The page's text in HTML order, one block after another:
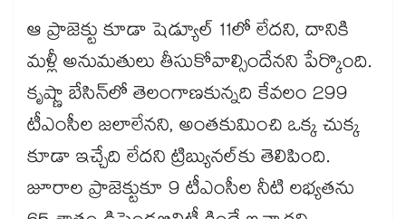
ఆ ప్రాజెక్టు కూడా షెడ్యూల్​ 11లో లేదని, దానికి
మళ్లీ అనుమతులు తీసుకోవాల్సిందేనని పేర్కొంది.
కృష్ణా బేసిన్​లో తెలంగాణకున్నది కేవలం 299
టీఎంసీల జలాలేనని, అంతకుమించి ఒక్క చుక్క
కూడా ఇచ్చేది లేదని ట్రిబ్యునల్​కు తెలిపింది.
జూరాల ప్రాజెక్టుకూ 9 టీఎంసీల నీటి లభ్యతను